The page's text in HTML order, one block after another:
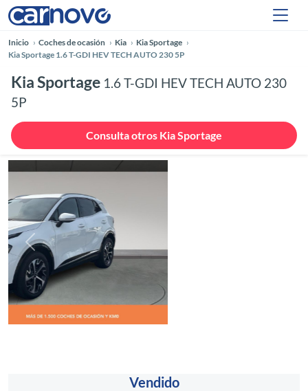
Inicio Coches de ocasión Kia
Kia Sportage
Kia Sportage 1.6 T-GDI HEV TECH AUTO 230 5P
Kia Sportage 1.6 T-GDI HEV TECH AUTO 230
5P
Consulta otros Kia Sportage
Anterior
Vendido